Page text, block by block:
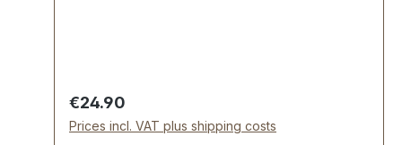
von oben nach unten ca. 45 mm.
Nietlöcher (auch für Schrauben geeignet).
Lieferumfang: 1 Stück Kofferschloss,
Regular price:
€24.90
Prices incl. VAT plus shipping costs